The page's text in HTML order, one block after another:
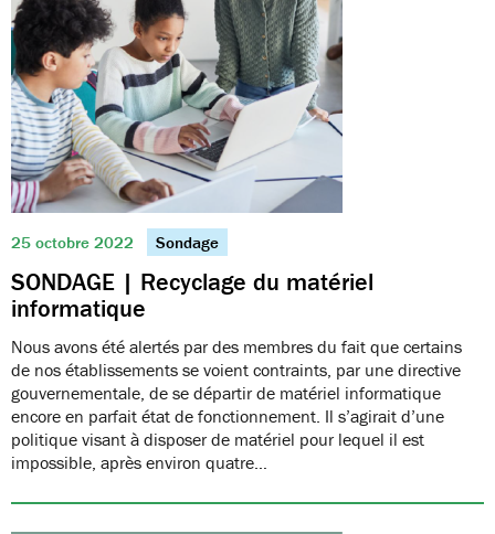
25 octobre 2022 Sondage
SONDAGE | Recyclage du matériel
informatique
Nous avons été alertés par des membres du fait que certains
de nos établissements se voient contraints, par une directive
gouvernementale, de se départir de matériel informatique
encore en parfait état de fonctionnement. Il s’agirait d’une
politique visant à disposer de matériel pour lequel il est
impossible, après environ quatre…